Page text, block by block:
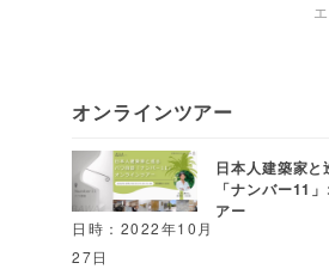
オンラインツアー
日本人建築家
「ナンバー11
アー
日時：2022年10月
27日